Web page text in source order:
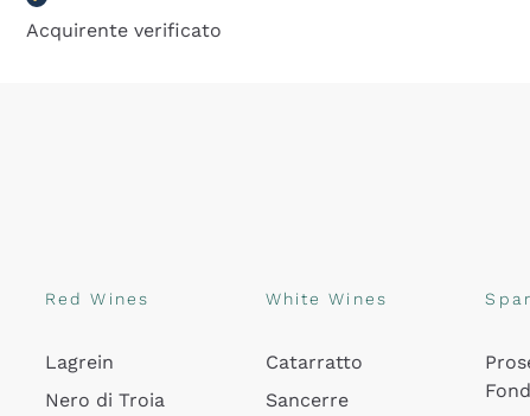
Acquirente verificato
Red Wines
Lagrein
Nero di Troia
White Wines
Catarratto
Sancerre